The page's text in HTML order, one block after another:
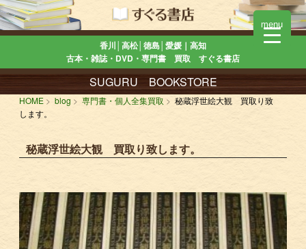
香川│高松│徳島│愛媛｜高知
古本・雑誌・DVD・専門書 買取 すぐる書店
SUGURU BOOKSTORE
HOME blog 専門書・個人全集買取
秘蔵浮世絵大観 買取り致
します。
秘蔵浮世絵大観 買取り致します。
menu